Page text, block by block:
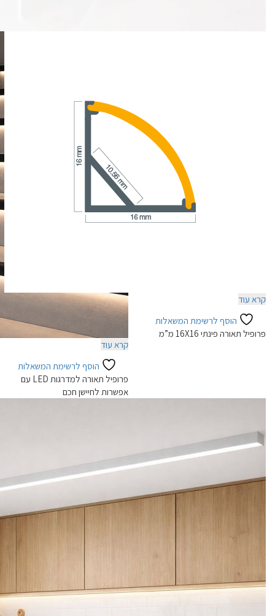
קרא עוד
הוסף לרשימת המשאלות
פרופיל תאורה למדרגות LED עם
אפשרות לחיישן חכם
קרא עוד
הוסף לרשימת המשאלות
פרופיל תאורה פינתי 16X16 מ”מ